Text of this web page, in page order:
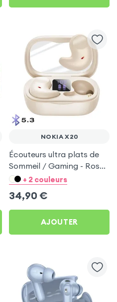
NOKIA X20
Écouteurs ultra plats de
Sommeil / Gaming - Rose
pour Nokia X20
+ 2 couleurs
34,90 €
AJOUTER